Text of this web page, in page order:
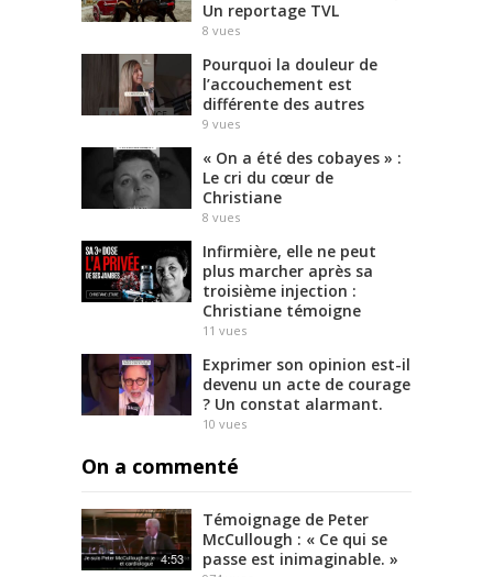
Un reportage TVL
8 vues
Pourquoi la douleur de
l’accouchement est
différente des autres
9 vues
« On a été des cobayes » :
Le cri du cœur de
Christiane
8 vues
Infirmière, elle ne peut
plus marcher après sa
troisième injection :
Christiane témoigne
11 vues
Exprimer son opinion est-il
devenu un acte de courage
? Un constat alarmant.
10 vues
On a commenté
4:53
Témoignage de Peter
McCullough : « Ce qui se
passe est inimaginable. »